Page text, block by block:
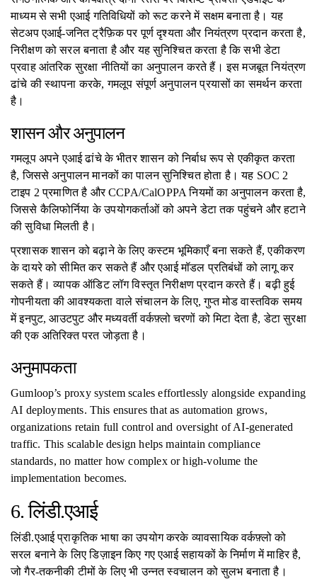
माध्यम से सभी एआई गतिविधियों को रूट करने में सक्षम बनाता है। यह
सेटअप एआई-जनित ट्रैफ़िक पर पूर्ण दृश्यता और नियंत्रण प्रदान करता है,
निरीक्षण को सरल बनाता है और यह सुनिश्चित करता है कि सभी डेटा
प्रवाह आंतरिक सुरक्षा नीतियों का अनुपालन करते हैं। इस मजबूत नियंत्रण
ढांचे की स्थापना करके, गमलूप संपूर्ण अनुपालन प्रयासों का समर्थन करता
है।
शासन और अनुपालन
गमलूप अपने एआई ढांचे के भीतर शासन को निर्बाध रूप से एकीकृत करता
है, जिससे अनुपालन मानकों का पालन सुनिश्चित होता है। यह SOC 2
टाइप 2 प्रमाणित है और CCPA/CalOPPA नियमों का अनुपालन करता है,
जिससे कैलिफोर्निया के उपयोगकर्ताओं को अपने डेटा तक पहुंचने और हटाने
की सुविधा मिलती है।
प्रशासक शासन को बढ़ाने के लिए कस्टम भूमिकाएँ बना सकते हैं, एकीकरण
के दायरे को सीमित कर सकते हैं और एआई मॉडल प्रतिबंधों को लागू कर
सकते हैं। व्यापक ऑडिट लॉग विस्तृत निरीक्षण प्रदान करते हैं। बढ़ी हुई
गोपनीयता की आवश्यकता वाले संचालन के लिए, गुप्त मोड वास्तविक समय
में इनपुट, आउटपुट और मध्यवर्ती वर्कफ़्लो चरणों को मिटा देता है, डेटा सुरक्षा
की एक अतिरिक्त परत जोड़ता है।
अनुमापकता
Gumloop’s proxy system scales effortlessly alongside expanding
AI deployments. This ensures that as automation grows,
organizations retain full control and oversight of AI-generated
traffic. This scalable design helps maintain compliance
standards, no matter how complex or high-volume the
implementation becomes.
6. लिंडी.एआई
लिंडी.एआई प्राकृतिक भाषा का उपयोग करके व्यावसायिक वर्कफ़्लो को
सरल बनाने के लिए डिज़ाइन किए गए एआई सहायकों के निर्माण में माहिर है,
जो गैर-तकनीकी टीमों के लिए भी उन्नत स्वचालन को सुलभ बनाता है।